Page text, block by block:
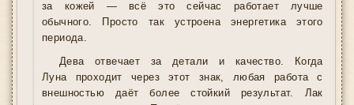
за кожей — всё это сейчас работает лучше
обычного. Просто так устроена энергетика этого
периода.
Дева отвечает за детали и качество. Когда
Луна проходит через этот знак, любая работа с
внешностью даёт более стойкий результат. Лак